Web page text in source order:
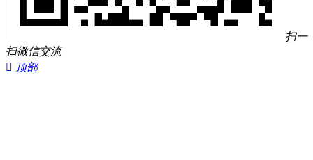
扫一
扫微信交流
 顶部